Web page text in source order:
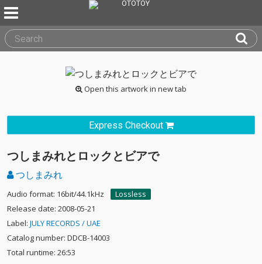
Open this artwork in new tab
Express Checkout
つしまみれとロックとビアで
つしまみれ
Audio format: 16bit/44.1kHz
Lossless
Release date: 2008-05-21
Label: JULY RECORDS / UAE
Catalog number: DDCB-14003
Total runtime: 26:53